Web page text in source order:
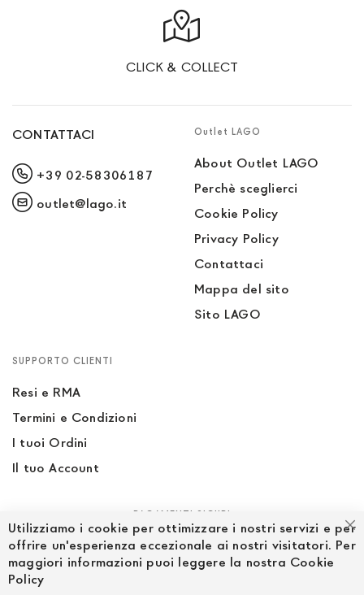
CLICK & COLLECT
CONTATTACI
+39 02-58306187
outlet@lago.it
Outlet LAGO
About Outlet LAGO
Perchè sceglierci
Cookie Policy
Privacy Policy
Contattaci
Mappa del sito
Sito LAGO
SUPPORTO CLIENTI
Resi e RMA
Termini e Condizioni
I tuoi Ordini
Il tuo Account
PAGAMENTI SICURI
Utilizziamo i cookie per ottimizzare i nostri servizi e per
offrire un'esperienza eccezionale ai nostri visitatori. Per
maggiori informazioni puoi leggere la nostra Cookie
Policy